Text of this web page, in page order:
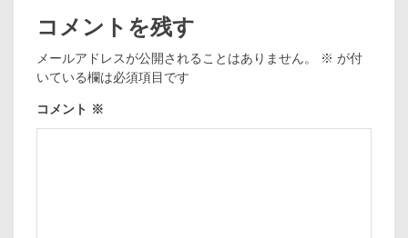
コメントを残す
メールアドレスが公開されることはありません。 ※ が付
いている欄は必須項目です
コメント ※